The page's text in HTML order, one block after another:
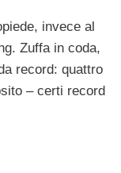
invece al
Zuffa in coda,
record: quattro
– certi record